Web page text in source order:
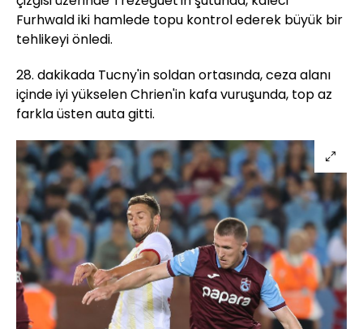
Furhwald iki hamlede topu kontrol ederek büyük bir
tehlikeyi önledi.
28. dakikada Tucny'in soldan ortasında, ceza alanı
içinde iyi yükselen Chrien'in kafa vuruşunda, top az
farkla üsten auta gitti.